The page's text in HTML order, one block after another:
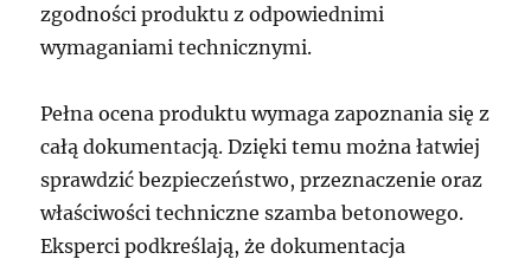
zgodności produktu z odpowiednimi
wymaganiami technicznymi.
Pełna ocena produktu wymaga zapoznania się z
całą dokumentacją. Dzięki temu można łatwiej
sprawdzić bezpieczeństwo, przeznaczenie oraz
właściwości techniczne szamba betonowego.
Eksperci podkreślają, że dokumentacja